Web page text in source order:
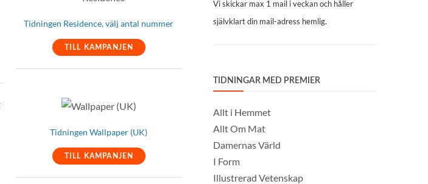
Tidningen Residence, välj antal nummer
TILL KAMPANJEN
Tidningen Wallpaper (UK)
TILL KAMPANJEN
Vi skickar max 1 mail i veckan och håller
självklart din mail-adress hemlig.
TIDNINGAR MED PREMIER
Allt i Hemmet
Allt Om Mat
Damernas Värld
I Form
Illustrerad Vetenskap